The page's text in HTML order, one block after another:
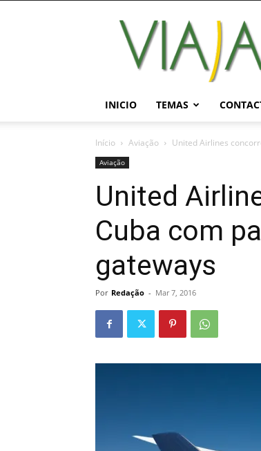
Viajar
Magazine
Online
INICIO TEMAS
Início Aviação United Airlines
Aviação
United
Cuba com
gateways
Por Redação - Mar 7, 2016